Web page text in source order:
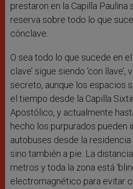
prestaron en la Capilla Paulina
reserva sobre todo lo que
cónclave.
O sea todo lo que sucede en
clave’ sigue siendo ‘con llave’,
secreto, aunque los espacios
el tiempo desde la Capilla
Apostólico, y actualmente
hecho los purpurados pueden
autobuses desde la
sino también a pie. La
metros y toda la zona está
electromagnético para evitar